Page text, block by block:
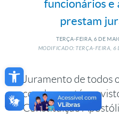
Open toolbar
funcionários e
prestam
TERÇA-FEIRA, 6 DE
MODIFICADO: TERÇA-FEIRA, 6
Juramento de todos
conclave está
Constituição